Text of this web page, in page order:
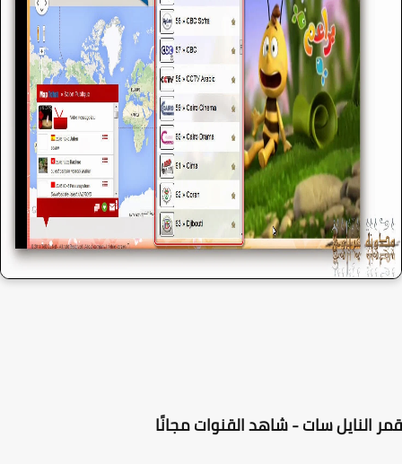
النايل سات - شاهد القنوات مجانًا